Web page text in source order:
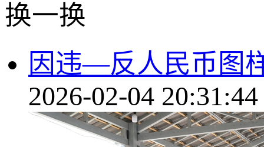
换一换
因违—反人民币图
2026-02-04 20:31:44